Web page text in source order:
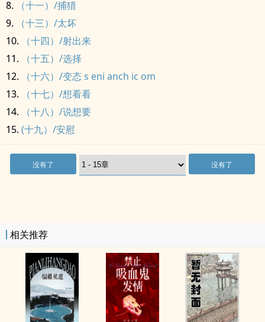
（十一）/捕猎
（十三）/太坏
（十四）/射出来
（十五）/选择
（十六）/变态 s eni anch ic om
（十七）/想看看
（十八）/说想要
(十九）/安慰
没有了 没有了
相关推荐